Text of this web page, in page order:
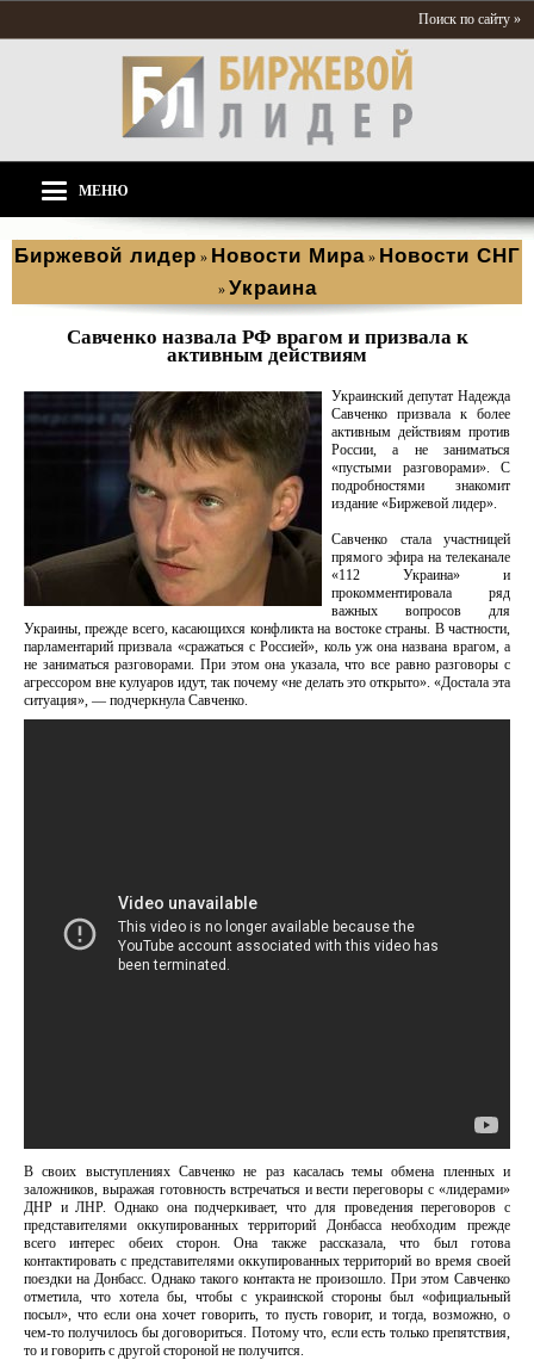
Поиск по сайту »
МЕНЮ
Биржевой лидер » Новости Мира » Новости СНГ
» Украина
Савченко назвала РФ врагом и призвала к
активным действиям
Украинский депутат Надежда
Савченко призвала к более
активным действиям против
России, а не заниматься
«пустыми разговорами». С
подробностями знакомит
издание «Биржевой лидер».
Савченко стала участницей
прямого эфира на телеканале
«112 Украина» и
прокомментировала ряд
важных вопросов для
Украины, прежде всего, касающихся конфликта на востоке страны. В частности,
парламентарий призвала «сражаться с Россией», коль уж она названа врагом, а
не заниматься разговорами. При этом она указала, что все равно разговоры с
агрессором вне кулуаров идут, так почему «не делать это открыто». «Достала эта
ситуация», — подчеркнула Савченко.
В своих выступлениях Савченко не раз касалась темы обмена пленных и
заложников, выражая готовность встречаться и вести переговоры с «лидерами»
ДНР и ЛНР. Однако она подчеркивает, что для проведения переговоров с
представителями оккупированных территорий Донбасса необходим прежде
всего интерес обеих сторон. Она также рассказала, что был готова
контактировать с представителями оккупированных территорий во время своей
поездки на Донбасс. Однако такого контакта не произошло. При этом Савченко
отметила, что хотела бы, чтобы с украинской стороны был «официальный
посыл», что если она хочет говорить, то пусть говорит, и тогда, возможно, о
чем-то получилось бы договориться. Потому что, если есть только препятствия,
то и говорить с другой стороной не получится.